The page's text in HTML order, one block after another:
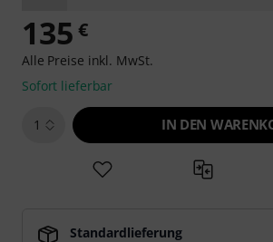
135 €
Alle Preise inkl. MwSt.
Sofort lieferbar
1 IN DEN
Standardlieferung